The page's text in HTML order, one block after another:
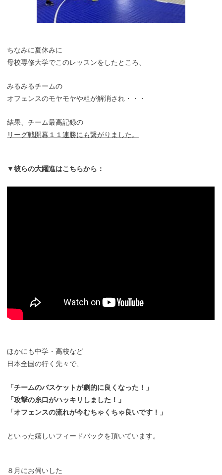
ちなみに夏休みに
母校専修大学でこのレッスンをしたところ、
みるみるチームの
オフェンスのモヤモヤや粗が解消され・・・
結果、チーム最高記録の
リーグ戦開幕１１連勝にも繋がりました。
▼彼らの大躍進はこちらから：
ほかにも中学・高校など
日本全国の行く先々で、
「チームのバスケットが劇的に良くなった！」
「攻撃の糸口がハッキリしました！」
「オフェンスの流れが今むちゃくちゃ良いです！」
といった嬉しいフィードバックを頂いています。
８月にお伺いした